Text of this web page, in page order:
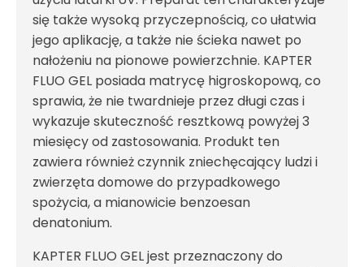
się także wysoką przyczepnością, co ułatwia
jego aplikację, a także nie ścieka nawet po
nałożeniu na pionowe powierzchnie. KAPTER
FLUO GEL posiada matrycę higroskopową, co
sprawia, że nie twardnieje przez długi czas i
wykazuje skuteczność resztkową powyżej 3
miesięcy od zastosowania. Produkt ten
zawiera również czynnik zniechęcający ludzi i
zwierzęta domowe do przypadkowego
spożycia, a mianowicie benzoesan
denatonium.
KAPTER FLUO GEL jest przeznaczony do